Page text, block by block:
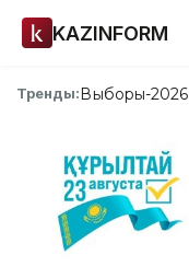
KAZINFORM
Тренды:Выборы-2026